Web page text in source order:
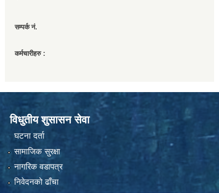
सम्पर्क नं.
कर्मचारीहरु :
विधुतीय शुसासन सेवा
घटना दर्ता
सामाजिक सुरक्षा
नागरिक वडापत्र
निवेदनको ढाँचा